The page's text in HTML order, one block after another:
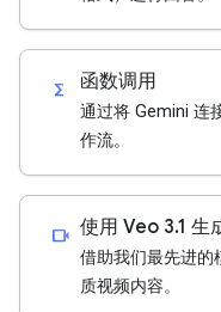
functions 函数调用
通过将 Gemini 连
作流。
videocam 使用 Veo 3.1 生
借助我们最先进的
质视频内容。